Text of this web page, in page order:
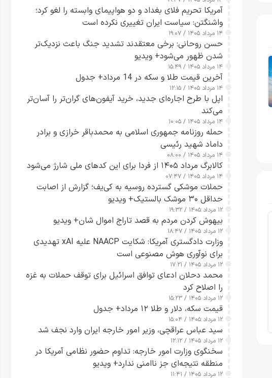
آمریکا تحریم فلای بغداد و دو هواپیمای وابسته را لغو کرد؛
واشنگتن: سیاست ایران تغییری نکرده است
۱۴ مرداد ۱۴۰۵ / ۱۹:۰۷
حسن روحانی: برخی معتقدند تشدید جنگ باعث نزدیک‌تر
شدن ظهور می‌شود+ ویدیو
۱۴ مرداد ۱۴۰۵ / ۱۵:۴۹
آخرین قیمت طلا و سکه در 14 مرداد+ جدول
۱۴ مرداد ۱۴۰۵ / ۱۲:۱۵
اپل با طرح اجاره‌ای جدید، خرید آیفون‌های گران‌تر را آسان‌تر
می‌کند
۱۴ مرداد ۱۴۰۵ / ۱۰:۰۵
حمله روزنامه جمهوری اسلامی به محمدباقر خرازی و برادر
داماد شهید رئیسی
۱۴ مرداد ۱۴۰۵ / ۰۸:۰۰
کالابرگ مرداد ۱۴۰۵ از فردا برای این کدهای ملی شارژ می‌شود
۱۴ مرداد ۱۴۰۵ / ۰۷:۴۷
حملات موشکی گسترده روسیه به کی‌یف؛ گزارش از اصابت
حداقل ۳۰ موشک بالستیک+ ویدیو
۱۲ مرداد ۱۴۰۵ / ۱۹:۳۲
بیهوش کردن مردم به قصد تاراج اموال شان+ ویدیو
۱۲ مرداد ۱۴۰۵ / ۱۸:۴۷
وزارت دادگستری آمریکا: شکایت NAACP علیه xAI تهدیدی
برای نوآوری هوش مصنوعی است
۱۲ مرداد ۱۴۰۵ / ۱۷:۲۱
محمد دحلان ادعای توافق اسرائیل برای توقف حملات به غزه
را اصلاح کرد
۱۲ مرداد ۱۴۰۵ / ۱۵:۲۳
قیمت سکه، دلار و طلا ۱۲ مرداد+ جدول
۱۲ مرداد ۱۴۰۵ / ۱۵:۰۴
سید عباس عراقچی، وزیر امور خارجه ایران وارد نجف شد
۱۲ مرداد ۱۴۰۵ / ۱۲:۱۲
سخنگوی وزارت امور خارجه: تداوم حضور نظامی آمریکا در
منطقه نتیجه‌ای جز ناامنی ندارد+ ویدیو
۱۲ مرداد ۱۴۰۵ / ۱۱:۴۱